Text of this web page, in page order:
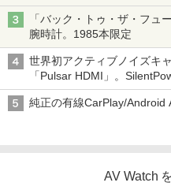
「バック・トゥ・ザ・フュ
腕時計。1985本限定
世界初アクティブノイズキ
「Pulsar HDMI」。
純正の有線CarPlay/Android
AV Watch